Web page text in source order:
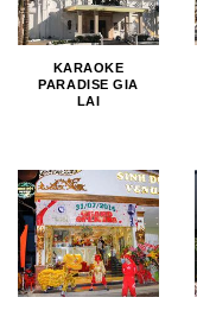
KARAOKE
PARADISE GIA
LAI